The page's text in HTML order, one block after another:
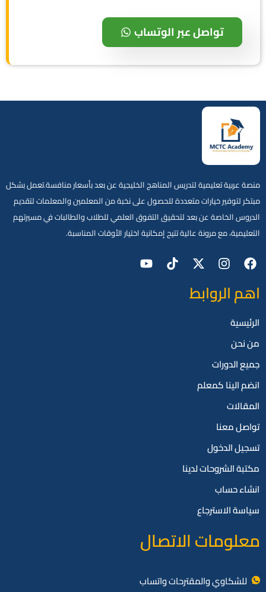
تواصل عبر الوتساب
منصة عربية تعليمية لتدريس المناهج الخليجية عن بعد بأسعار منافسة.تعمل بشكل
مبتكر لتوفير خيارات متعددة للحصول على نخبة من المعلمين والمعلمات لتقديم
الدروس الخاصة عن بعد لتحقيق التفوق العلمي للطلاب والطالبات في مسيرتهم
التعليمية، مع مرونة عالية تتيح إمكانية اختيار الأوقات المناسبة.
اهم الروابط
الرئيسية
من نحن
جميع الدورات
انضم الينا كمعلم
المقالات
تواصل معنا
تسجيل الدخول
مكتبة الشروحات لدينا
انشاء حساب
سياسة الاسترجاع
معلومات الاتصال
للشكاوي والمقترحات واتساب